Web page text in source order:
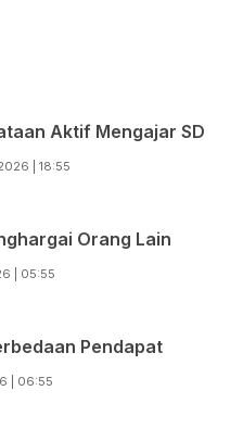
Aktif Mengajar SD
| 18:55
Orang Lain
| 05:55
Pendapat
| 06:55